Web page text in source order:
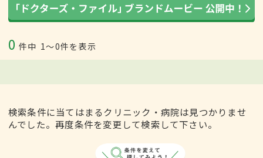
0 件中 1〜0件を表示
検索条件に当てはまるクリニック・病院は見つかりませ
んでした。再度条件を変更して検索して下さい。